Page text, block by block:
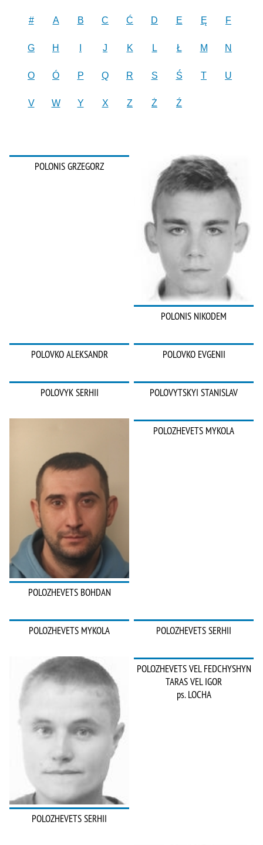
# A B C Ć D E Ę F
G H J K L Ł M N
O Ó P Q R S Ś T U
V W Y X Z Ż Ź
POLONIS GRZEGORZ
POLONIS NIKODEM
POLOVKO ALEKSANDR POLOVKO EVGENII
POLOVYK SERHII POLOVYTSKYI STANISLAV
POLOZHEVETS BOHDAN
POLOZHEVETS MYKOLA
POLOZHEVETS MYKOLA POLOZHEVETS SERHII
POLOZHEVETS SERHII
POLOZHEVETS VEL FEDCHYSHYN
TARAS VEL IGOR
ps. LOCHA